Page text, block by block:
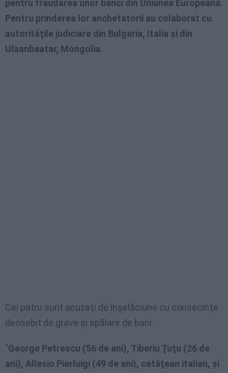
pentru fraudarea unor bănci din Uniunea Europeană.
Pentru prinderea lor anchetatorii au colaborat cu
autorităţile judiciare din Bulgaria, Italia şi din
Ulaanbaatar, Mongolia.
Cei patru sunt acuzaţi de înşelăciune cu consecinţe
deosebit de grave şi spălare de bani.
"George Petrescu (56 de ani), Tiberiu Ţuţu (26 de
ani), Allesio Pierluigi (49 de ani), cetăţean italian, şi